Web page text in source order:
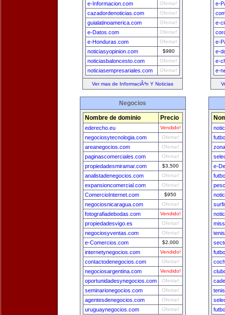
e-Informacion.com Ofertar!
cazadordenoticias.com Ofertar!
guialatinoamerica.com Ofertar!
e-Datos.com Ofertar!
e-Honduras.com Ofertar!
noticiasyopinion.com $980
noticiasbaloncesto.com Ofertar!
noticiasempresariales.com Ofertar!
Ver mas de InformaciÃ³n Y Noticias
e-
e-
e-
e-
e-
e-
Negocios
Nombre de dominio Precio
ederecho.eu Vendido!
negociosytecnologia.com Ofertar!
areanegocios.com Ofertar!
paginascomerciales.com Ofertar!
propiedadesmiramar.com $3,500
analistadenegocios.com Ofertar!
expansioncomercial.com Ofertar!
ComercioInternet.com $950
negociosnicaragua.com Ofertar!
fotografiadebodas.com Vendido!
propiedadesvigo.es Ofertar!
negociosyventas.com Ofertar!
e-Comercios.com $2,000
internetynegocios.com Vendido!
contactodenegocios.com Ofertar!
negociosargentina.com Vendido!
oportunidadesynegocios.com Ofertar!
seminarionegocios.com Ofertar!
agentesdenegocios.com Ofertar!
uruguaynegocios.com Ofertar!
e-